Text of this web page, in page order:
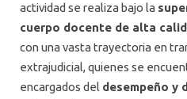
actividad se realiza bajo la
cuerpo docente de alta
con una vasta trayectoria en
extrajudicial, quienes se
encargados del desempeño y